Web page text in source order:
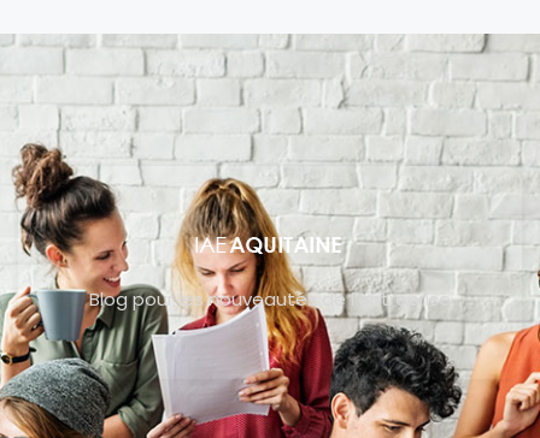
Blog pour les nouveautés de l’entreprise